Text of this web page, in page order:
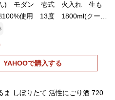
ん) モダン 壱式 火入れ 生も
使用 13度 1800ml(クール
YAHOOで購入する
ま しぼりたて 活性にごり酒 720